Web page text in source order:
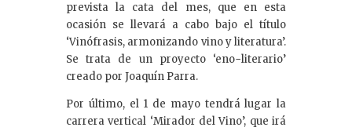
prevista la cata del mes, que en esta
ocasión se llevará a cabo bajo el título
‘Vinófrasis, armonizando vino y literatura’.
Se trata de un proyecto ‘eno−literario’
creado por Joaquín Parra.
Por último, el 1 de mayo tendrá lugar la
carrera vertical ‘Mirador del Vino’, que irá